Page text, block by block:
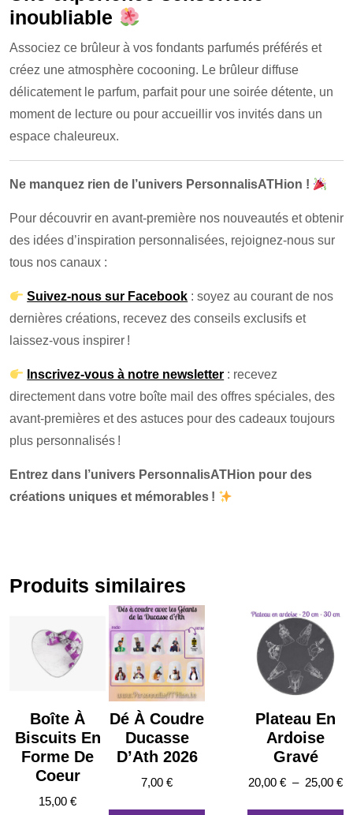
inoubliable
Associez ce brûleur à vos fondants parfumés préférés et
créez une atmosphère cocooning. Le brûleur diffuse
délicatement le parfum, parfait pour une soirée détente, un
moment de lecture ou pour accueillir vos invités dans un
espace chaleureux.
Ne manquez rien de l’univers PersonnalisATHion !
Pour découvrir en avant-première nos nouveautés et obtenir
des idées d’inspiration personnalisées, rejoignez-nous sur
tous nos canaux :
Suivez-nous sur Facebook : soyez au courant de nos
dernières créations, recevez des conseils exclusifs et
laissez-vous inspirer !
Inscrivez-vous à notre newsletter : recevez
directement dans votre boîte mail des offres spéciales, des
avant-premières et des astuces pour des cadeaux toujours
plus personnalisés !
Entrez dans l’univers PersonnalisATHion pour des
créations uniques et mémorables !
Produits similaires
Boîte À
Biscuits En
Forme De
Coeur
15,00 €
Plateau En
Ardoise
Gravé
20,00 € – 25,00 €
Dé À Coudre
Ducasse
D’Ath 2026
7,00 €